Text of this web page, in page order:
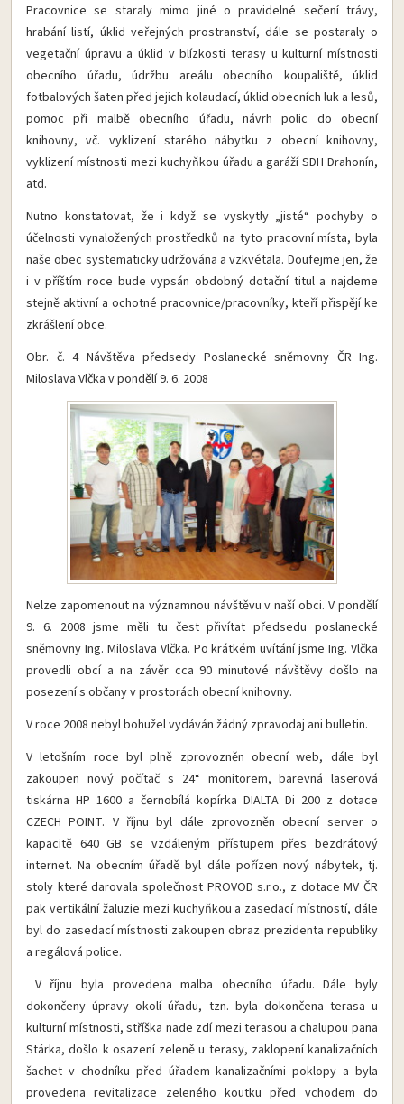
Pracovnice se staraly mimo jiné o pravidelné sečení trávy,
hrabání listí, úklid veřejných prostranství, dále se postaraly o
vegetační úpravu a úklid v blízkosti terasy u kulturní místnosti
obecního úřadu, údržbu areálu obecního koupaliště, úklid
fotbalových šaten před jejich kolaudací, úklid obecních luk a lesů,
pomoc při malbě obecního úřadu, návrh polic do obecní
knihovny, vč. vyklizení starého nábytku z obecní knihovny,
vyklizení místnosti mezi kuchyňkou úřadu a garáží SDH Drahonín,
atd.
Nutno konstatovat, že i když se vyskytly „jisté“ pochyby o
účelnosti vynaložených prostředků na tyto pracovní místa, byla
naše obec systematicky udržována a vzkvétala. Doufejme jen, že
i v příštím roce bude vypsán obdobný dotační titul a najdeme
stejně aktivní a ochotné pracovnice/pracovníky, kteří přispějí ke
zkrášlení obce.
Obr. č. 4 Návštěva předsedy Poslanecké sněmovny ČR Ing.
Miloslava Vlčka v pondělí 9. 6. 2008
Nelze zapomenout na významnou návštěvu v naší obci. V pondělí
9. 6. 2008 jsme měli tu čest přivítat předsedu poslanecké
sněmovny Ing. Miloslava Vlčka. Po krátkém uvítání jsme Ing. Vlčka
provedli obcí a na závěr cca 90 minutové návštěvy došlo na
posezení s občany v prostorách obecní knihovny.
V roce 2008 nebyl bohužel vydáván žádný zpravodaj ani bulletin.
V letošním roce byl plně zprovozněn obecní web, dále byl
zakoupen nový počítač s 24“ monitorem, barevná laserová
tiskárna HP 1600 a černobílá kopírka DIALTA Di 200 z dotace
CZECH POINT. V říjnu byl dále zprovozněn obecní server o
kapacitě 640 GB se vzdáleným přístupem přes bezdrátový
internet. Na obecním úřadě byl dále pořízen nový nábytek, tj.
stoly které darovala společnost PROVOD s.r.o., z dotace MV ČR
pak vertikální žaluzie mezi kuchyňkou a zasedací místností, dále
byl do zasedací místnosti zakoupen obraz prezidenta republiky
a regálová police.
V říjnu byla provedena malba obecního úřadu. Dále byly
dokončeny úpravy okolí úřadu, tzn. byla dokončena terasa u
kulturní místnosti, stříška nade zdí mezi terasou a chalupou pana
Stárka, došlo k osazení zeleně u terasy, zaklopení kanalizačních
šachet v chodníku před úřadem kanalizačními poklopy a byla
provedena revitalizace zeleného koutku před vchodem do